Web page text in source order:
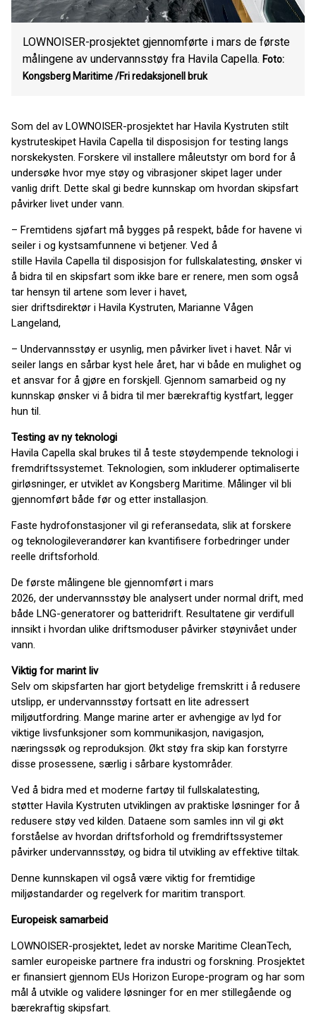
LOWNOISER-prosjektet gjennomførte i mars de første
målingene av undervannsstøy fra Havila Capella. Foto:
Kongsberg Maritime/Fri redaksjonell bruk
Som del av LOWNOISER-prosjektet har Havila Kystruten stilt
kystruteskipet Havila Capella til disposisjon for testing langs
norskekysten. Forskere vil installere måleutstyr om bord for å
undersøke hvor mye støy og vibrasjoner skipet lager under
vanlig drift. Dette skal gi bedre kunnskap om hvordan skipsfart
påvirker livet under vann.
– Fremtidens sjøfart må bygges på respekt, både for havene vi
seiler i og kystsamfunnene vi betjener. Ved å
stille Havila Capella til disposisjon for fullskalatesting, ønsker vi
å bidra til en skipsfart som ikke bare er renere, men som også
tar hensyn til artene som lever i havet,
sier driftsdirektør i Havila Kystruten, Marianne Vågen
Langeland,
– Undervannsstøy er usynlig, men påvirker livet i havet. Når vi
seiler langs en sårbar kyst hele året, har vi både en mulighet og
et ansvar for å gjøre en forskjell. Gjennom samarbeid og ny
kunnskap ønsker vi å bidra til mer bærekraftig kystfart, legger
hun til.
Testing av ny teknologi
Havila Capella skal brukes til å teste støydempende teknologi i
fremdriftssystemet. Teknologien, som inkluderer optimaliserte
girløsninger, er utviklet av Kongsberg Maritime. Målinger vil bli
gjennomført både før og etter installasjon.
Faste hydrofonstasjoner vil gi referansedata, slik at forskere
og teknologileverandører kan kvantifisere forbedringer under
reelle driftsforhold.
De første målingene ble gjennomført i mars
2026, der undervannsstøy ble analysert under normal drift, med
både LNG-generatorer og batteridrift. Resultatene gir verdifull
innsikt i hvordan ulike driftsmoduser påvirker støynivået under
vann.
Viktig for marint liv
Selv om skipsfarten har gjort betydelige fremskritt i å redusere
utslipp, er undervannsstøy fortsatt en lite adressert
miljøutfordring. Mange marine arter er avhengige av lyd for
viktige livsfunksjoner som kommunikasjon, navigasjon,
næringssøk og reproduksjon. Økt støy fra skip kan forstyrre
disse prosessene, særlig i sårbare kystområder.
Ved å bidra med et moderne fartøy til fullskalatesting,
støtter Havila Kystruten utviklingen av praktiske løsninger for å
redusere støy ved kilden. Dataene som samles inn vil gi økt
forståelse av hvordan driftsforhold og fremdriftssystemer
påvirker undervannsstøy, og bidra til utvikling av effektive tiltak.
Denne kunnskapen vil også være viktig for fremtidige
miljøstandarder og regelverk for maritim transport.
Europeisk samarbeid
LOWNOISER-prosjektet, ledet av norske Maritime CleanTech,
samler europeiske partnere fra industri og forskning. Prosjektet
er finansiert gjennom EUs Horizon Europe-program og har som
mål å utvikle og validere løsninger for en mer stillegående og
bærekraftig skipsfart.